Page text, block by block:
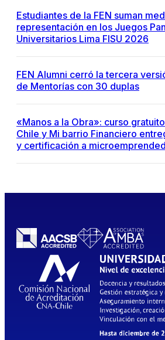
Estudiantes de la FEN suman
representación en los Juegos
Universitarios Lima FISU 2026
FEN Alumni cerró la tercera
de Mentorías con 30 duplas
«Manos a la Obra»: curso
Chile y Mi barrio Financiero
y certificación a